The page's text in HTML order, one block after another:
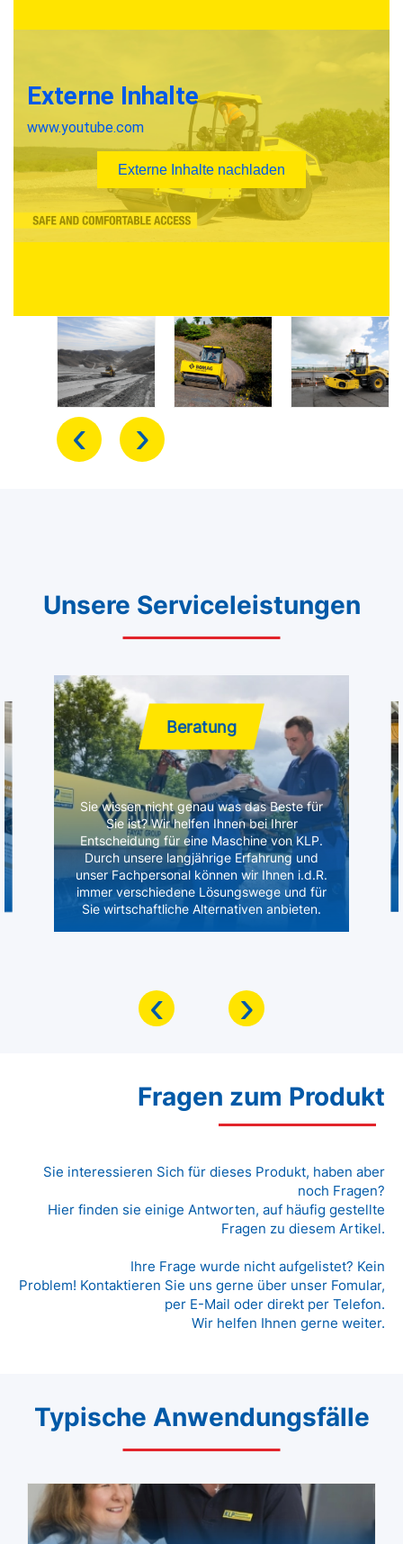
‹ ›
Unsere Serviceleistungen
Beratung
Sie wissen nicht genau was das Beste für
Sie ist? Wir helfen Ihnen bei Ihrer
Entscheidung für eine Maschine von KLP.
Durch unsere langjährige Erfahrung und
unser Fachpersonal können wir Ihnen i.d.R.
immer verschiedene Lösungswege und für
Sie wirtschaftliche Alternativen anbieten.
‹ ›
Fragen zum Produkt
Sie interessieren Sich für dieses Produkt, haben aber
noch Fragen?
Hier finden sie einige Antworten, auf häufig gestellte
Fragen zu diesem Artikel.
Ihre Frage wurde nicht aufgelistet? Kein
Problem! Kontaktieren Sie uns gerne über unser Fomular,
per E-Mail oder direkt per Telefon.
Wir helfen Ihnen gerne weiter.
Typische Anwendungsfälle